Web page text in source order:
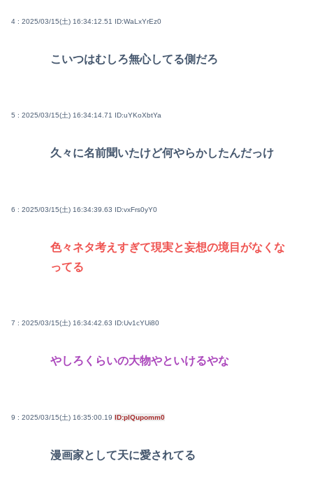
4 : 2025/03/15(土) 16:34:12.51 ID:WaLxYrEz0
こいつはむしろ無心してる側だろ
5 : 2025/03/15(土) 16:34:14.71 ID:uYKoXbtYa
久々に名前聞いたけど何やらかしたんだっけ
6 : 2025/03/15(土) 16:34:39.63 ID:vxFrs0yY0
色々ネタ考えすぎて現実と妄想の境目がなくな
ってる
7 : 2025/03/15(土) 16:34:42.63 ID:Uv1cYUi80
やしろくらいの大物やといけるやな
9 : 2025/03/15(土) 16:35:00.19 ID:plQupomm0
漫画家として天に愛されてる